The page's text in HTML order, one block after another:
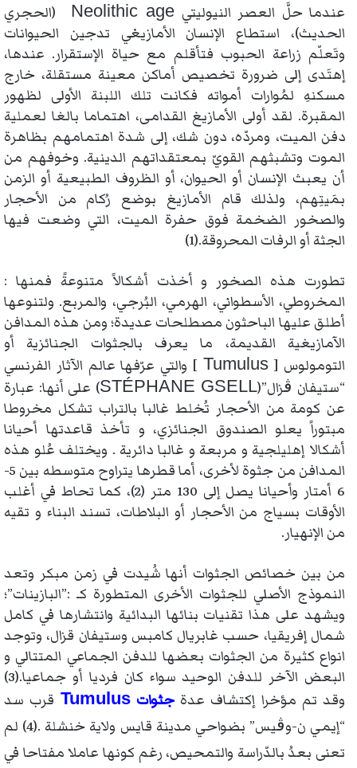
عندما حلَّ العصر النيوليتي Neolithic age
(الحجري
الحديث)، استطاع الإنسان الأمازيغي تدجين الحيوانات
وتَعلّم زراعة الحبوب فتأقلم مع حياة الإستقرار. عندها،
إهتَدى إلى ضرورة تخصيص أماكن معينة مستقلة، خارج
مسكنهِ لمُوارات أمواته فكانت تلك اللبنة الأولى لظهور
المقبرة. لقد أولى الأمازيغ القدامى، اهتماما بالغا لعملية
دفن الميت، ومردّه، دون شك، إلى شدة اهتمامهم بظاهرة
الموت وتشبثهم القويّ بمعتقداتهم الدينية. وخوفهم من
أن يعبث الإنسان أو الحيوان، أو الظروف الطبيعية أو الزمن
بمَيتِهم، ولذلك قام الأمازيغ بوضع رُكام من الأحجار
والصخور الضخمة فوق حفرة الميت، التي وضعت فيها
الجثة أو الرفات المحروقة.(1)
تطورت هذه الصخور و أخذت أشكالاً متنوعةً فمنها :
المخروطي، الأسطواني، الهرمي، البُرجي، والمربع. ولتنوعها
أطلق عليها الباحثون مصطلحات عديدة؛ ومن هذه المدافن
الآمازيغية القديمة، ما يعرف بالجثوات الجنائزية أو
التومولوس [Tumulus ] والتي عرّفها عالم الآثار الفرنسي
“ستيفان ڨزال”(STÉPHANE GSELL) على أنها: عبارة
عن كومة من الأحجار تُخلط غالبا بالتراب تشكل مخروطا
مبتوراً يعلو الصندوق الجنائزي، و تأخذ قاعدتها أحيانا
أشكالا إهليلجية و مربعة و غالبا دائرية . ويختلف عُلو هذه
المدافن من جثوة لأخرى، أما قطرها يتراوح متوسطه بين 5-
6 أمتار وأحيانا يصل إلى 130 متر (2)، كما تحاط في أغلب
الأوقات بسياج من الأحجار أو البلاطات، تسند البناء و تقيه
من الإنهيار.
من بين خصائص الجثوات أنها شُيدت في زمن مبكر وتعد
النموذج الأصلي للجثوات الأخرى المتطورة كـ :”البازينات”؛
ويشهد على هذا تقنيات بنائها البدائية وانتشارها في كامل
شمال إفريقيا، حسب غابريال كامبس وستيفان قزال، وتوجد
انواع كثيرة من الجثوات بعضها للدفن الجماعي المتتالي و
البعض الآخر للدفن الوحيد سواء كان فرديا أو جماعيا.(3)
وقد تم مؤخرا إكتشاف عدةجثواتTumulus قرب سد
“إيمي ن-وڨيس” بضواحي مدينة قايس ولاية خنشلة .(4) لم
تعنى بعدُ بالدّراسة والتمحيص، رغم كونها عاملا مفتاحا في